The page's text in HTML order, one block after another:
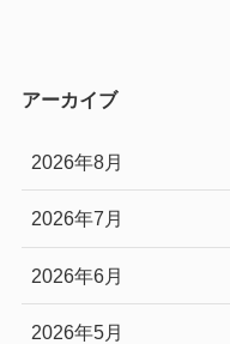
アーカイブ
2026年8月
2026年7月
2026年6月
2026年5月